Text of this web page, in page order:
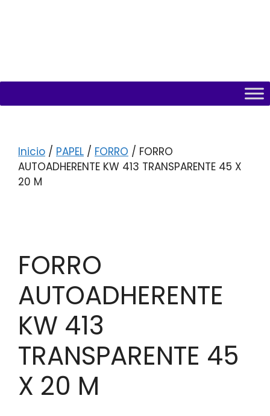
Inicio / PAPEL / FORRO / FORRO
AUTOADHERENTE KW 413 TRANSPARENTE 45 X
20 M
FORRO
AUTOADHERENTE
KW 413
TRANSPARENTE 45
X 20 M